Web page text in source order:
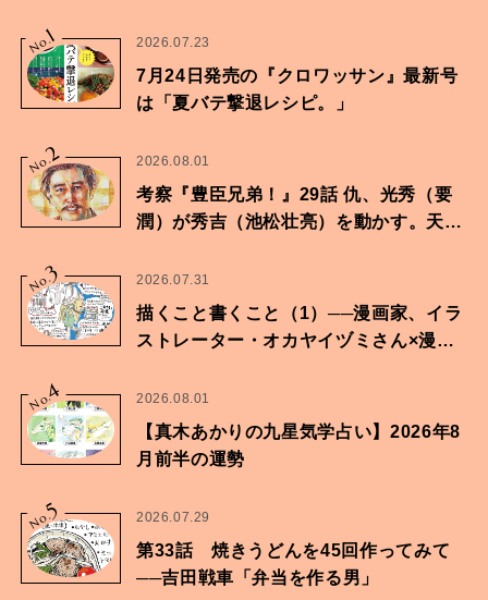
No.
1 2026.07.23
7月24日発売の『クロワッサン』最新号
は「夏バテ撃退レシピ。」
No.2 2026.08.01
考察『豊臣兄弟！』29話 仇、光秀（要
潤）が秀吉（池松壮亮）を動かす。天下
No.3 2026.07.31
描くこと書くこと（1）──漫画家、イラ
ストレーター・オカヤイヅミさん×漫画
No.
4 2026.08.01
【真木あかりの九星気学占い】2026年8
月前半の運勢
No.5 2026.07.29
第33話 焼きうどんを45回作ってみて
──吉田戦車「弁当を作る男」